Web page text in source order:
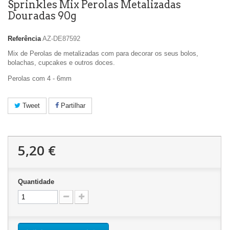
Sprinkles Mix Perolas Metalizadas
Douradas 90g
Referência AZ-DE87592
Mix de Perolas de metalizadas com para decorar os seus bolos,
bolachas, cupcakes e outros doces.
Perolas com 4 - 6mm
Tweet Partilhar
5,20 €
Quantidade